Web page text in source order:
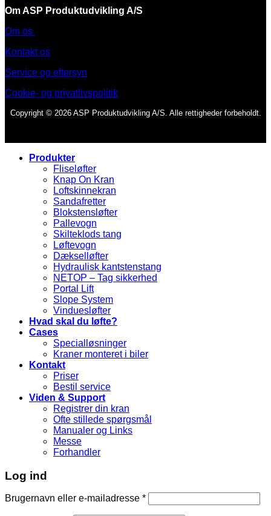
Om ASP Produktudvikling A/S
Om os
Kontakt os
Service og eftersyn
Cookie- og privatlivspolitik
Copyright © 2026 ASP Produktudvikling A/S. Alle rettigheder forbeholdt.
Produkter
Fliseløfter
Knap On Kran
Loftskinnekran
Sandafretter
Blokstensløfter
Pallevogn
Skilteklods tang
Løftevogn
Dækselløfter
Hydraulisk kantstenstang
NETOP – Tag sikkerhed
Portal Lift
Slope System
Vinduesløfter
Hvad skal du løfte?
Cases
Specialløsninger
Kraner monteret i biler
Kontakt
Priser
Bestil service
Viden & Support
Registrer din kran
Ofte stillede spørgsmål
Manualer og Links
Messe
Forhandler
Log ind
Brugernavn eller e-mailadresse *